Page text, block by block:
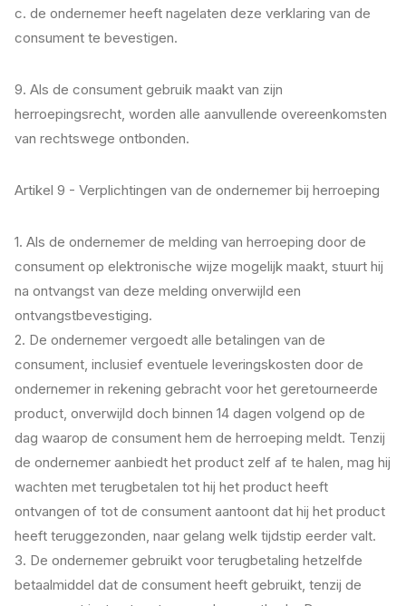
c. de ondernemer heeft nagelaten deze verklaring van de
consument te bevestigen.
9. Als de consument gebruik maakt van zijn
herroepingsrecht, worden alle aanvullende overeenkomsten
van rechtswege ontbonden.
Artikel 9 - Verplichtingen van de ondernemer bij herroeping
1. Als de ondernemer de melding van herroeping door de
consument op elektronische wijze mogelijk maakt, stuurt hij
na ontvangst van deze melding onverwijld een
ontvangstbevestiging.
2. De ondernemer vergoedt alle betalingen van de
consument, inclusief eventuele leveringskosten door de
ondernemer in rekening gebracht voor het geretourneerde
product, onverwijld doch binnen 14 dagen volgend op de
dag waarop de consument hem de herroeping meldt. Tenzij
de ondernemer aanbiedt het product zelf af te halen, mag hij
wachten met terugbetalen tot hij het product heeft
ontvangen of tot de consument aantoont dat hij het product
heeft teruggezonden, naar gelang welk tijdstip eerder valt.
3. De ondernemer gebruikt voor terugbetaling hetzelfde
betaalmiddel dat de consument heeft gebruikt, tenzij de